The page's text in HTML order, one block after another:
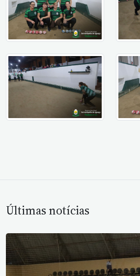
Últimas notícias